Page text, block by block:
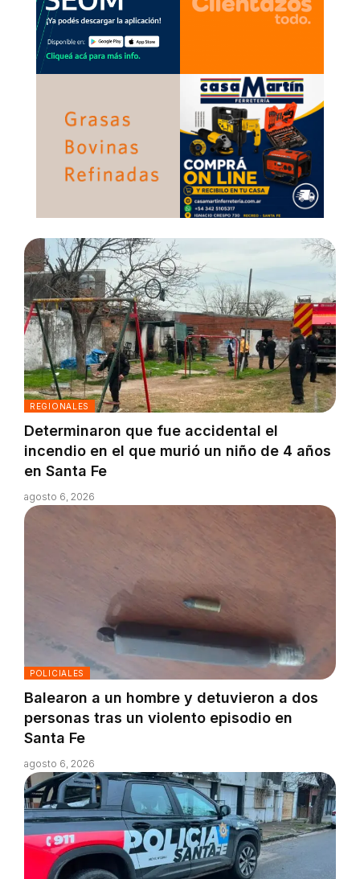
REGIONALES
Determinaron que fue accidental el
incendio en el que murió un niño de 4 años
en Santa Fe
agosto 6, 2026
POLICIALES
Balearon a un hombre y detuvieron a dos
personas tras un violento episodio en
Santa Fe
agosto 6, 2026